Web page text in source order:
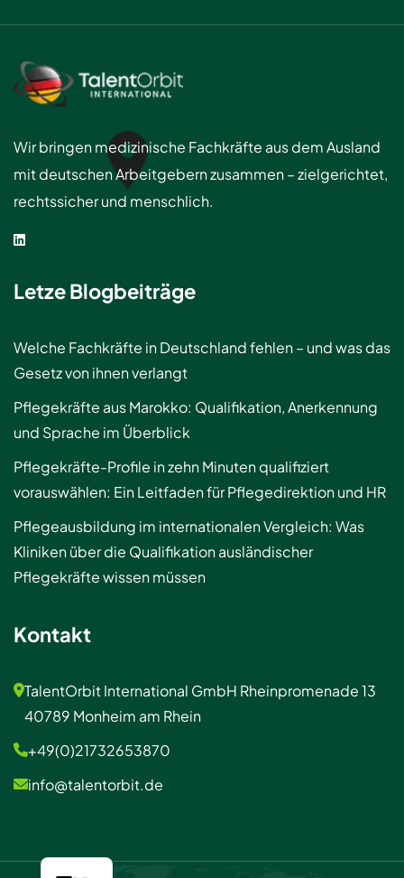
Wir bringen medizinische Fachkräfte aus dem Ausland
mit deutschen Arbeitgebern zusammen – zielgerichtet,
rechtssicher und menschlich.
Letze Blogbeiträge
Welche Fachkräfte in Deutschland fehlen – und was das
Gesetz von ihnen verlangt
Pflegekräfte aus Marokko: Qualifikation, Anerkennung
und Sprache im Überblick
Pflegekräfte-Profile in zehn Minuten qualifiziert
vorauswählen: Ein Leitfaden für Pflegedirektion und HR
Pflegeausbildung im internationalen Vergleich: Was
Kliniken über die Qualifikation ausländischer
Pflegekräfte wissen müssen
Kontakt
TalentOrbit International GmbH Rheinpromenade 13
40789 Monheim am Rhein
+49(0)21732653870
info@talentorbit.de